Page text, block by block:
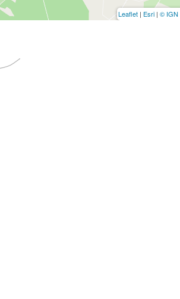
Leaflet | Esri | © IGN